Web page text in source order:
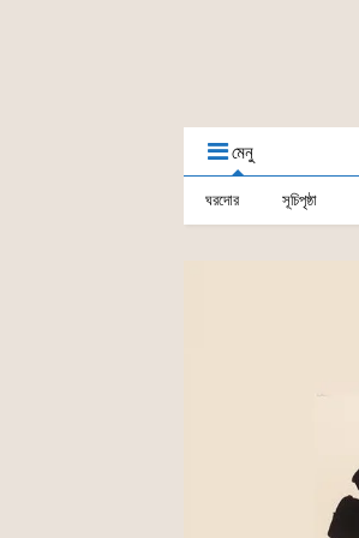
মেনু
ঘরদোর সূচিপৃষ্ঠা